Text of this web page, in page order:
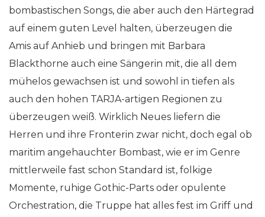
bombastischen Songs, die aber auch den Härtegrad
auf einem guten Level halten, überzeugen die
Amis auf Anhieb und bringen mit Barbara
Blackthorne auch eine Sängerin mit, die all dem
mühelos gewachsen ist und sowohl in tiefen als
auch den hohen TARJA-artigen Regionen zu
überzeugen weiß. Wirklich Neues liefern die
Herren und ihre Fronterin zwar nicht, doch egal ob
maritim angehauchter Bombast, wie er im Genre
mittlerweile fast schon Standard ist, folkige
Momente, ruhige Gothic-Parts oder opulente
Orchestration, die Truppe hat alles fest im Griff und